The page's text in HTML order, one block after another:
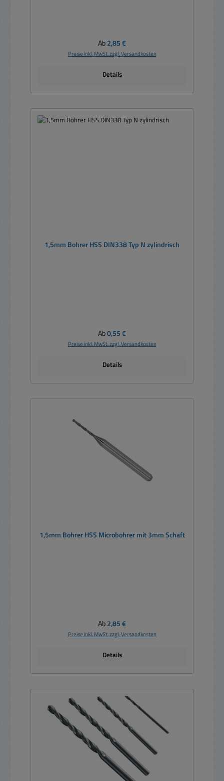
Regulärer Preis:
Ab2,85 €
Preise inkl. MwSt. zzgl. Versandkosten
Details
1,5mm Bohrer HSS DIN338 Typ N zylindrisch
Regulärer Preis:
Ab0,55 €
Preise inkl. MwSt. zzgl. Versandkosten
Details
1,5mm Bohrer HSS Microbohrer mit 3mm Schaft
Regulärer Preis:
Ab2,85 €
Preise inkl. MwSt. zzgl. Versandkosten
Details